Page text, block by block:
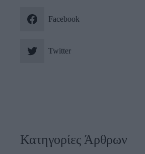
Facebook
Twitter
Κατηγορίες Άρθρων